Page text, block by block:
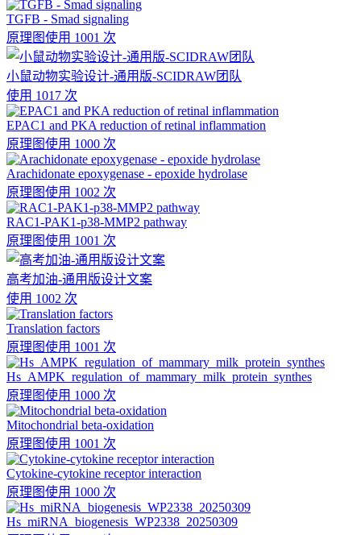
TGFB - Smad signaling
原理图使用 1001 次
小鼠动物实验设计-通用版-SCIDRAW团队
使用 1017 次
EPAC1 and PKA reduction of retinal inflammation
原理图使用 1000 次
Arachidonate epoxygenase - epoxide hydrolase
原理图使用 1002 次
RAC1-PAK1-p38-MMP2 pathway
原理图使用 1001 次
高考加油-通用版设计文案
使用 1002 次
Translation factors
原理图使用 1001 次
Hs_AMPK_regulation_of_mammary_milk_protein_synthes
原理图使用 1000 次
Mitochondrial beta-oxidation
原理图使用 1001 次
Cytokine-cytokine receptor interaction
原理图使用 1000 次
Hs_miRNA_biogenesis_WP2338_20250309